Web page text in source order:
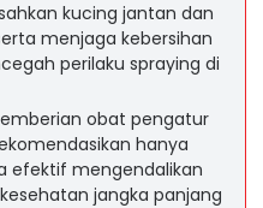
kucing jantan dan
menjaga kebersihan
perilaku spraying di
obat pengatur
hanya
efektif mengendalikan
jangka panjang